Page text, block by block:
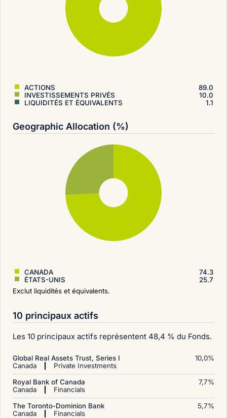
ACTIONS
89.0
INVESTISSEMENTS PRIVÉS
10.0
LIQUIDITÉS ET ÉQUIVALENTS
1.1
Geographic Allocation (%)
CANADA
74.3
ÉTATS-UNIS
25.7
Exclut liquidités et équivalents.
10 principaux actifs
Les 10 principaux actifs représentent 48,4 % du Fonds.
Global Real Assets Trust, Series I 10,0%
Canada
Private Investments
Royal Bank of Canada
7,7%
Canada
Financials
The Toronto-Dominion Bank
5,7%
Canada
Financials